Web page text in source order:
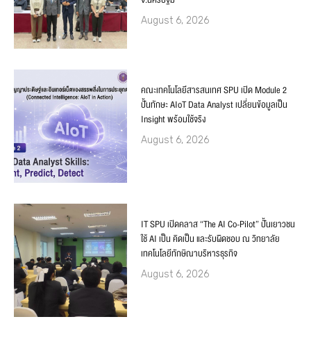
August 6, 2026
คณะเทคโนโลยีสารสนเทศ SPU เปิด Module 2
ปั้นทักษะ AIoT Data Analyst เปลี่ยนข้อมูลเป็น
Insight พร้อมใช้จริง
August 6, 2026
IT SPU เปิดคลาส “The AI Co-Pilot” ปั้นเยาวชน
ใช้ AI เป็น คิดเป็น และรับผิดชอบ ณ วิทยาลัย
เทคโนโลยีทักษิณาบริหารธุรกิจ
August 6, 2026